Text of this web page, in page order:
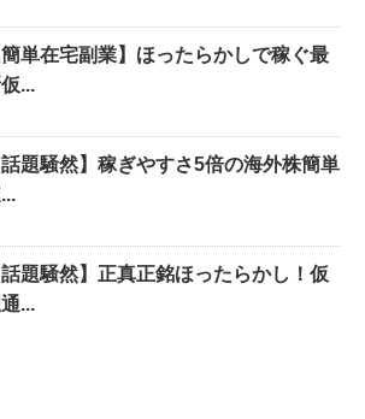
簡単在宅副業】ほったらかしで稼ぐ最
...
話題騒然】稼ぎやすさ5倍の海外株簡単
話題騒然】正真正銘ほったらかし！仮
...